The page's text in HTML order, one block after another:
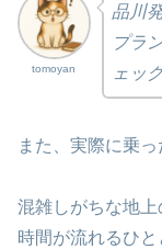
tomoyan
品川
プラ
ェッ
また、実際に乗
混雑しがちな地
時間が流れるひと